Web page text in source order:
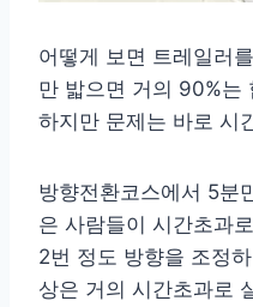
어떻게 보면 트레일러
만 밟으면 거의 90%는
하지만 문제는 바로 시
방향전환코스에서 5분
은 사람들이 시간초과
2번 정도 방향을 조정
상은 거의 시간초과로